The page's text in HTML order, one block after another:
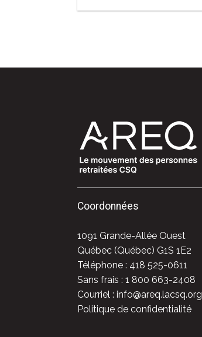
Coordonnées
1091 Grande-Allée Ouest
Québec (Québec) G1S 1E2
Téléphone : 418 525-0611
Sans frais : 1 800 663-2408
Courriel : info@areq.lacsq.org
Politique de confidentialité